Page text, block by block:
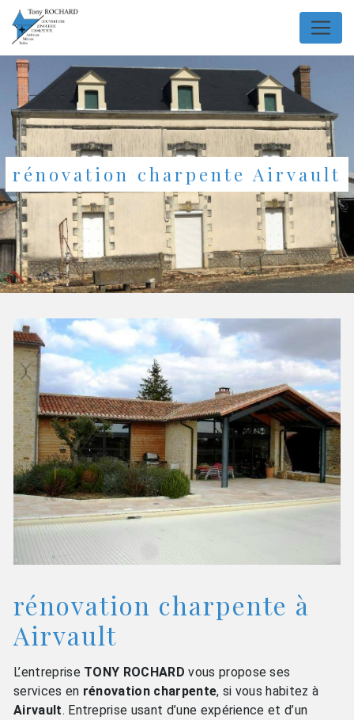
Panneau de gestion des cookies
rénovation charpente Airvault
rénovation charpente à
Airvault
L’entreprise TONY ROCHARD vous propose ses
services en rénovation charpente, si vous habitez à
Airvault. Entreprise usant d’une expérience et d’un